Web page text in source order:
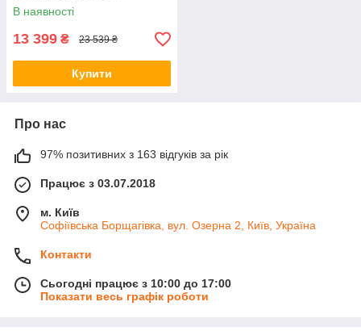
В наявності
13 399 ₴ 23 539 ₴
Купити
Про нас
97% позитивних з 163 відгуків за рік
Працює з 03.07.2018
м. Київ
Софіївська Борщагівка, вул. Озерна 2, Київ, Україна
Контакти
Сьогодні працює з 10:00 до 17:00
Показати весь графік роботи